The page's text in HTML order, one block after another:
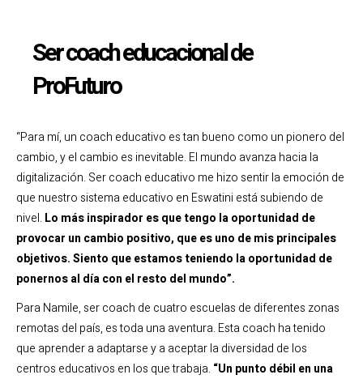
Ser coach educacional de
ProFuturo
“Para mí, un coach educativo es tan bueno como un pionero del
cambio, y el cambio es inevitable. El mundo avanza hacia la
digitalización. Ser coach educativo me hizo sentir la emoción de
que nuestro sistema educativo en Eswatini está subiendo de
nivel.Lo más inspirador es que tengo la oportunidad de
provocar un cambio positivo, que es uno de mis principales
objetivos. Siento que estamos teniendo la oportunidad de
ponernos al día con el resto del mundo”.
Para Namile, ser coach de cuatro escuelas de diferentes zonas
remotas del país, es toda una aventura. Esta coach ha tenido
que aprender a adaptarse y a aceptar la diversidad de los
centros educativos en los que trabaja.“Un punto débil en una